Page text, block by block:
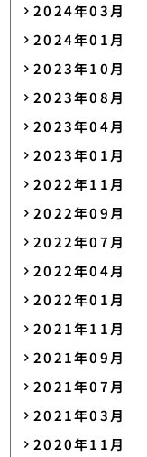
2024年03月
2024年01月
2023年10月
2023年08月
2023年04月
2023年01月
2022年11月
2022年09月
2022年07月
2022年04月
2022年01月
2021年11月
2021年09月
2021年07月
2021年03月
2020年11月